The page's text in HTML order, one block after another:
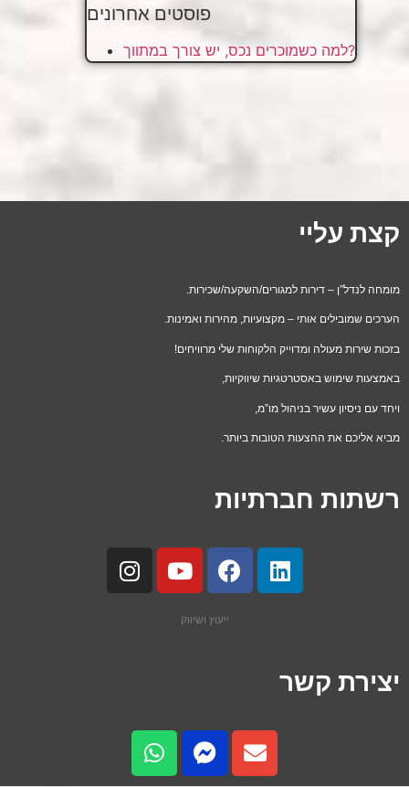
פוסטים אחרונים
למה כשמוכרים נכס, יש צורך במתווך?
קצת עליי
מומחה לנדל”ן – דירות למגורים/השקעה/שכירות.
הערכים שמובילים אותי – מקצועיות, מהירות ואמינות.
בזכות שירות מעולה ומדוייק הלקוחות שלי מרוויחים!
באמצעות שימוש באסטרטגיות שיווקיות,
ויחד עם ניסיון עשיר בניהול מו”מ,
מביא אליכם את ההצעות הטובות ביותר.
רשתות חברתיות
ייעוץ ושיווק
יצירת קשר